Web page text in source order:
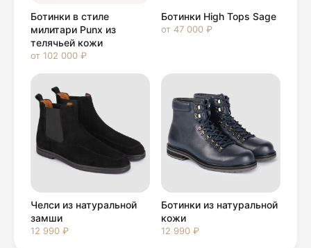
Ботинки в стиле
милитари Punx из
телячьей кожи
от 102 000 ₽
Ботинки High Tops Sage
от 47 000 ₽
Челси из натуральной
замши
12 990 ₽
Ботинки из натуральной
кожи
12 990 ₽